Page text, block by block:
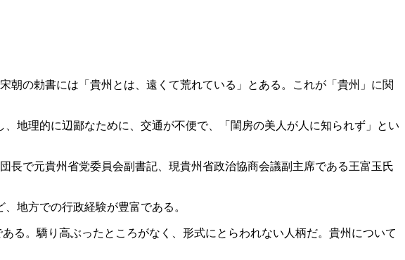
朝の勅書には「貴州とは、遠くて荒れている」とある。これが「貴州」に関
地理的に辺鄙なために、交通が不便で、「閨房の美人が人に知られず」とい
長で元貴州省党委員会副書記、現貴州省政治協商会議副主席である王富玉氏
地方での行政経験が豊富である。
る。驕り高ぶったところがなく、形式にとらわれない人柄だ。貴州について